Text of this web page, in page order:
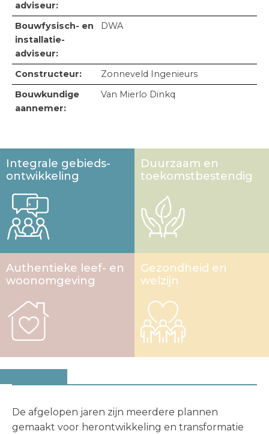
Portfolio
Team
Contact
adviseur:
Bouwfysisch- en
installatie-
adviseur:
DWA
Constructeur:
Zonneveld Ingenieurs
Bouwkundige
aannemer:
Van Mierlo Dinkq
Integrale gebieds­
ontwikkeling
Duurzaam en
toekomst­bestendig
Authentieke leef- en
woon­omgeving
Gezondheid en
welzijn
De afgelopen jaren zijn meerdere plannen
gemaakt voor herontwikkeling en transformatie